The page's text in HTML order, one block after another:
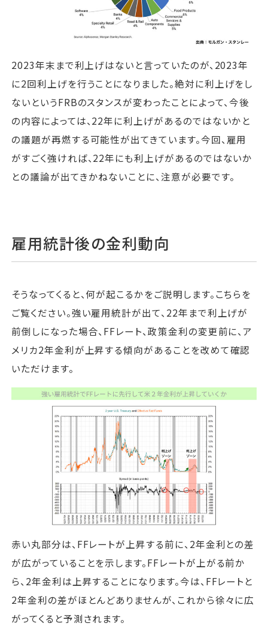
2023年末まで利上げはないと言っていたのが、2023年
に2回利上げを行うことになりました。絶対に利上げをし
ないというFRBのスタンスが変わったことによって、今後
の内容によっては、22年に利上げがあるのではないかと
の議題が再燃する可能性が出てきています。今回、雇用
がすごく強ければ、22年にも利上げがあるのではないか
との議論が出てきかねないことに、注意が必要です。
雇用統計後の金利動向
そうなってくると、何が起こるかをご説明します。こちらを
ご覧ください。強い雇用統計が出て、22年まで利上げが
前倒しになった場合、FFレート、政策金利の変更前に、ア
メリカ2年金利が上昇する傾向があることを改めて確認
いただけます。
赤い丸部分は、FFレートが上昇する前に、2年金利との差
が広がっていることを示します。FFレートが上がる前か
ら、2年金利は上昇することになります。今は、FFレートと
2年金利の差がほとんどありませんが、これから徐々に広
がってくると予測されます。